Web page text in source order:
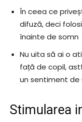
În ceea ce
difuză, deci
înainte de somn
Nu uita să ai o
față de copil,
un sentiment de
Stimularea